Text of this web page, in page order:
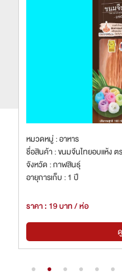
หมวดหมู่ : อาหาร
ชื่อสินค้า : ขนมจีนไทยอบแห้ง ต
จังหวัด : กาฬสินธุ์
อายุการเก็บ : 1 ปี
ราคา : 19 บาท / ห่อ